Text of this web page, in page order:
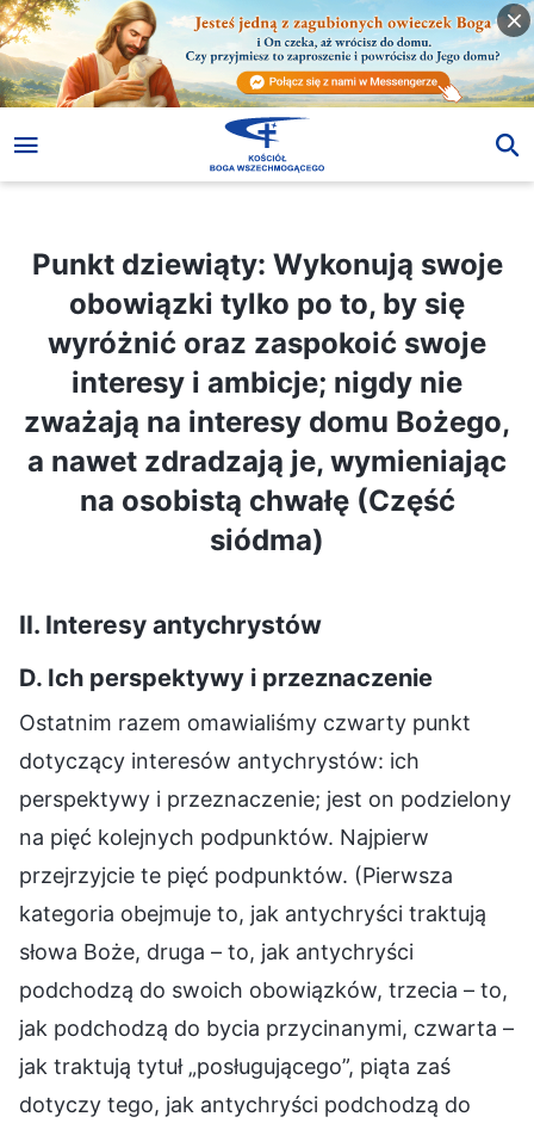
Punkt dziewiąty: Wykonują swoje
obowiązki tylko po to, by się
wyróżnić oraz zaspokoić swoje
interesy i ambicje; nigdy nie
zważają na interesy domu Bożego,
a nawet zdradzają je, wymieniając
na osobistą chwałę (Część
siódma)
II. Interesy antychrystów
D. Ich perspektywy i przeznaczenie
Ostatnim razem omawialiśmy czwarty punkt
dotyczący interesów antychrystów: ich
perspektywy i przeznaczenie; jest on podzielony
na pięć kolejnych podpunktów. Najpierw
przejrzyjcie te pięć podpunktów. (Pierwsza
kategoria obejmuje to, jak antychryści traktują
słowa Boże, druga – to, jak antychryści
podchodzą do swoich obowiązków, trzecia – to,
jak podchodzą do bycia przycinanymi, czwarta –
jak traktują tytuł „posługującego”, piąta zaś
dotyczy tego, jak antychryści podchodzą do